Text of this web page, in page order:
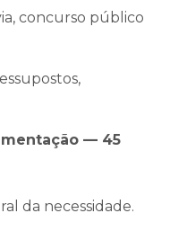
concurso público
— 45
da necessidade.